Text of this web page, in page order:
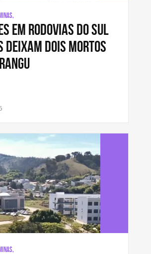
em rodovias do Sul
deixam dois mortos